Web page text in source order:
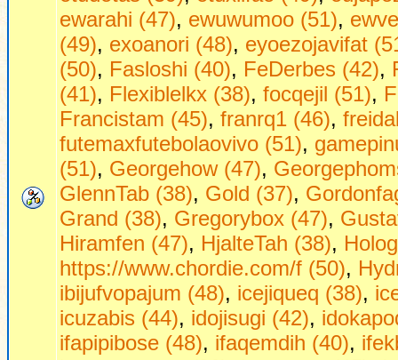
ewarahi (47), ewuwumoo (51),
(49), exoanori (48), eyoezojavifat
(50), Fasloshi (40), FeDerbes (42),
(41), Flexiblelkx (38), focqejil (51),
Francistam (45), franrq1 (46),
futemaxfutebolaovivo (51),
(51), Georgehow (47),
GlennTab (38), Gold (37),
Grand (38), Gregorybox (47),
Hiramfen (47), HjalteTah (38),
https://www.chordie.com/f (50),
ibijufvopajum (48), icejiqueq (38),
icuzabis (44), idojisugi (42),
ifapipibose (48), ifaqemdih (40),